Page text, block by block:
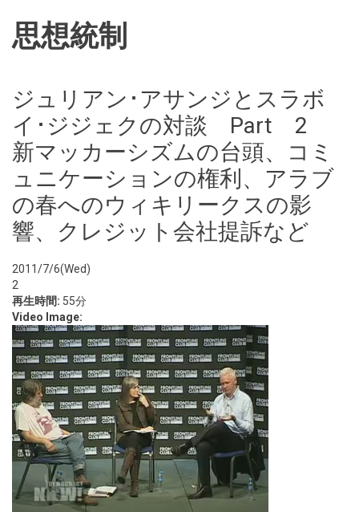
思想統制
ジュリアン･アサンジとスラボ
イ･ジジェクの対談 Part 2
新マッカーシズムの台頭、コミ
ュニケーションの権利、アラブ
の春へのウィキリークスの影
響、クレジット会社提訴など
2011/7/6(Wed)
2
再生時間: 55分
Video Image: